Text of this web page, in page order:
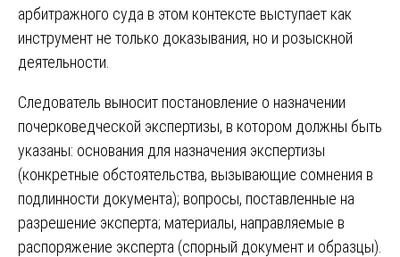
арбитражного суда в этом контексте выступает как
инструмент не только доказывания, но и розыскной
деятельности.
Следователь выносит постановление о назначении
почерковедческой экспертизы, в котором должны быть
указаны: основания для назначения экспертизы
(конкретные обстоятельства, вызывающие сомнения в
подлинности документа); вопросы, поставленные на
разрешение эксперта; материалы, направляемые в
распоряжение эксперта (спорный документ и образцы).